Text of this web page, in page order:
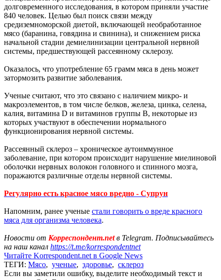
долговременного исследования, в котором приняли участие
840 человек. Целью был поиск связи между
средиземноморской диетой, включающей необработанное
мясо (баранина, говядина и свинина), и снижением риска
начальной стадии демиелинизации центральной нервной
системы, предшествующей рассеянному склерозу.
Оказалось, что употребление 65 грамм мяса в день может
затормозить развитие заболевания.
Ученые считают, что это связано с наличием микро- и
макроэлементов, в том числе белков, железа, цинка, селена,
калия, витамина D и витаминов группы В, некоторые из
которых участвуют в обеспечении нормального
функционирования нервной системы.
Рассеянный склероз – хроническое аутоиммунное
заболевание, при котором происходит нарушение миелиновой
оболочки нервных волокон головного и спинного мозга,
поражаются различные отделы нервной системы.
Регулярно есть красное мясо вредно - Супрун
Напомним, ранее ученые стали говорить о вреде красного
мяса для организма человека.
Новости от Корреспондент.netв Telegram. Подписывайтесь
на наш канал https://t.me/korrespondentnet
Читайте Korrespondent.net в Google News
ТЕГИ: Мясо, ученые, здоровье, склероз
Если вы заметили ошибку, выделите необходимый текст и